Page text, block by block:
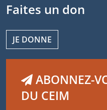
Faites un don
JE DONNE
ABONNEZ-
DU CEIM